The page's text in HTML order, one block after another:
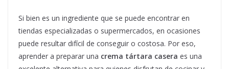
Si bien es un ingrediente que se puede encontrar en
tiendas especializadas o supermercados, en ocasiones
puede resultar difícil de conseguir o costosa. Por eso,
aprender a preparar una crema tártara casera es una